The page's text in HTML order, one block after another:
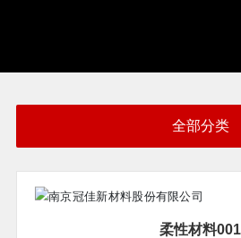
全部分类
柔性材料001